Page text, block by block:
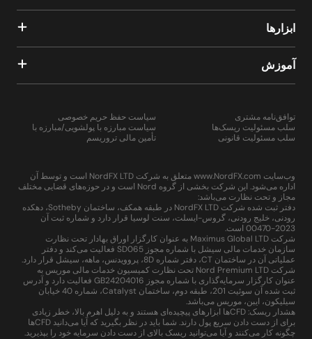
ابزارها
آموزش
توافق‌نامه مشتری
سلب مسئولیت ریسک‌ها
سلب مسئولیت قانونی
سیاست حفظ حریم خصوصی
سیاست مبارزه با پولشویی/مبارزه با
تأمین مالی تروریسم
وب‌سایت www.NordFX.com متعلق به شرکت NordFX LTD است و توسط آن
اداره می‌شود. این شرکت بخشی از گروه Nord است و در حوزه‌های قضایی مختلف
مجاز و تحت نظارت می‌باشد:
دفتر ثبت شده شرکت NordFX LTD در طبقه همکف، ساختمان Sotheby، دهکده
رودنی، خلیج رودنی، گروس-ایسلت، سنت لوسیا قرار دارد و شماره ثبت آن
2023-00470 است.
شرکت Maximus Global LTD به عنوان کارگزار اوراق بهادار تحت نظارت
سازمان خدمات مالی سیشل با شماره مجوز SD065 فعالیت می‌کند و دفتر
عملیاتی آن در ساختمان CT، دفتر شماره 8D، پروویدنس، ماهه، سیشل قرار دارد.
شرکت Nord Premium LTD تحت نظارت کمیسیون خدمات مالی موریس به
عنوان کارگزار سرمایه‌گذاری با شماره مجوز GB24204016 فعالیت دارد و آدرس
ثبت شده آن سوئیت 201، طبقه دوم، ساختمان Catalyst، شماره 40 خیابان
سیلیکون، ایبن، موریس می‌باشد.
هشدار ریسک: CFDها ابزارهای پیچیده‌ای هستند و به دلیل اهرم بالا، خطر زیادی
برای از دست دادن سریع پول دارند. شما باید در نظر بگیرید که آیا می‌دانید CFDها
چگونه کار می‌کنند و آیا می‌توانید ریسک بالای از دست دادن سرمایه خود را بپذیرید.